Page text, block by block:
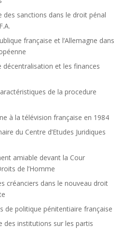
des sanctions dans le droit pénal
française et l’Allemagne dans
décentralisation et les finances
de la procedure
à la télévision française en 1984
du Centre d’Etudes Juridiques
amiable devant la Cour
de l’Homme
créanciers dans le nouveau droit
de politique pénitentiaire française
des institutions sur les partis